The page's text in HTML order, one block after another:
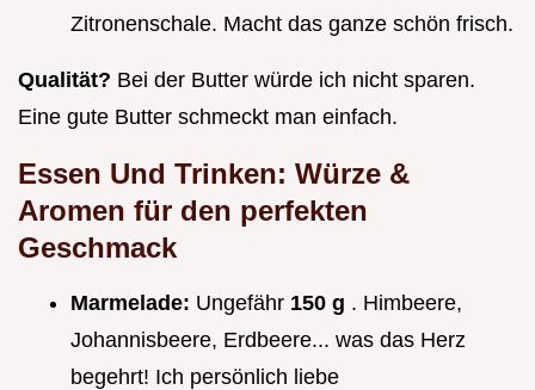
Zitronenschale. Macht das ganze schön frisch.
Qualität? Bei der Butter würde ich nicht sparen.
Eine gute Butter schmeckt man einfach.
Essen Und Trinken: Würze &
Aromen für den perfekten
Geschmack
Marmelade: Ungefähr 150 g . Himbeere,
Johannisbeere, Erdbeere... was das Herz
begehrt! Ich persönlich liebe